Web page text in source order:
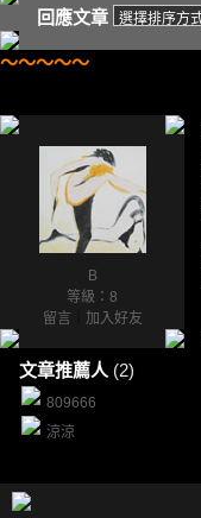
回應文章
～～～～～
B
等級：8
留言
加入好友
文章推薦人 (2)
809666
涼涼